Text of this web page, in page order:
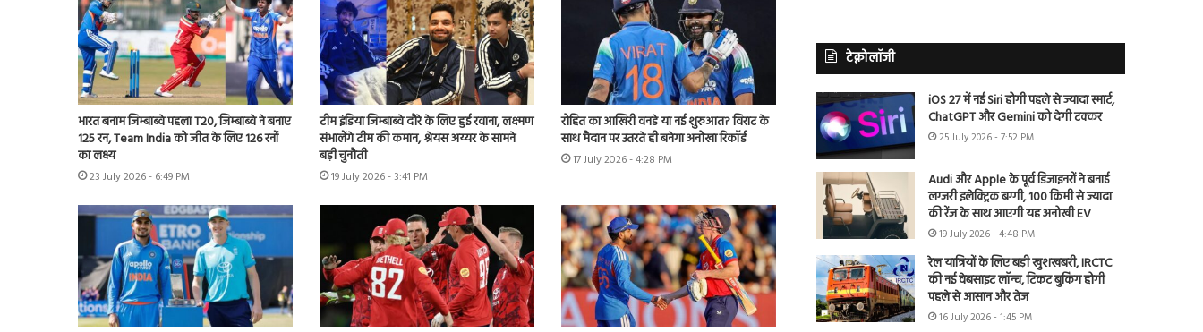
भारत बनाम जिम्बाब्वे पहला T20, जिम्बाब्वे ने बनाए
125 रन, Team India को जीत के लिए 126 रनों
का लक्ष्य
23 July 2026 - 6:49 PM
टीम इंडिया जिम्बाब्वे दौरे के लिए हुई रवाना, लक्ष्मण
संभालेंगे टीम की कमान, श्रेयस अय्यर के सामने
बड़ी चुनौती
19 July 2026 - 3:41 PM
रोहित का आखिरी वनडे या नई शुरुआत? विराट के
साथ मैदान पर उतरते ही बनेगा अनोखा रिकॉर्ड
17 July 2026 - 4:28 PM
टेक्नोलॉजी
iOS 27 में नई Siri होगी पहले से ज्यादा स्मार्ट,
ChatGPT और Gemini को देगी टक्कर
25 July 2026 - 7:52 PM
Audi और Apple के पूर्व डिजाइनरों ने बनाई
लग्जरी इलेक्ट्रिक बग्गी, 100 किमी से ज्यादा
की रेंज के साथ आएगी यह अनोखी EV
19 July 2026 - 4:48 PM
रेल यात्रियों के लिए बड़ी खुशखबरी, IRCTC
की नई वेबसाइट लॉन्च, टिकट बुकिंग होगी
पहले से आसान और तेज
16 July 2026 - 1:45 PM